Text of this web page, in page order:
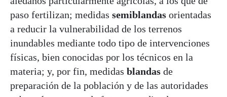
paso fertilizan; medidas semiblandas orientadas
a reducir la vulnerabilidad de los terrenos
inundables mediante todo tipo de intervenciones
físicas, bien conocidas por los técnicos en la
materia; y, por fin, medidas blandas de
preparación de la población y de las autoridades